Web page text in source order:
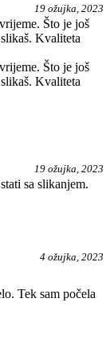
19 ožujka, 2023
Što je još
Kvaliteta
Što je još
Kvaliteta
19 ožujka, 2023
sa slikanjem.
4 ožujka, 2023
Tek sam počela